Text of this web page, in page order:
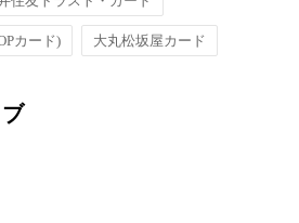
カード) 大丸松坂屋カード